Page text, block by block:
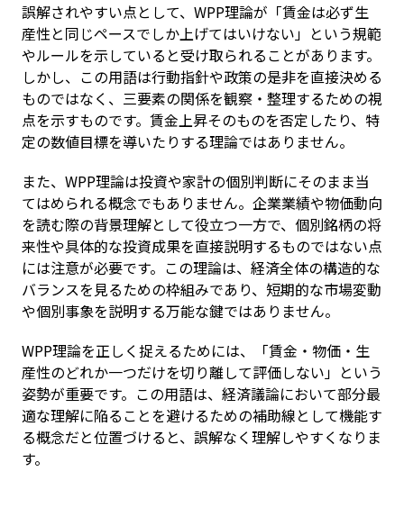
誤解されやすい点として、WPP理論が「賃金は必ず生
産性と同じペースでしか上げてはいけない」という規範
やルールを示していると受け取られることがあります。
しかし、この用語は行動指針や政策の是非を直接決める
ものではなく、三要素の関係を観察・整理するための視
点を示すものです。賃金上昇そのものを否定したり、特
定の数値目標を導いたりする理論ではありません。
また、WPP理論は投資や家計の個別判断にそのまま当
てはめられる概念でもありません。企業業績や物価動向
を読む際の背景理解として役立つ一方で、個別銘柄の将
来性や具体的な投資成果を直接説明するものではない点
には注意が必要です。この理論は、経済全体の構造的な
バランスを見るための枠組みであり、短期的な市場変動
や個別事象を説明する万能な鍵ではありません。
WPP理論を正しく捉えるためには、「賃金・物価・生
産性のどれか一つだけを切り離して評価しない」という
姿勢が重要です。この用語は、経済議論において部分最
適な理解に陥ることを避けるための補助線として機能す
る概念だと位置づけると、誤解なく理解しやすくなりま
す。